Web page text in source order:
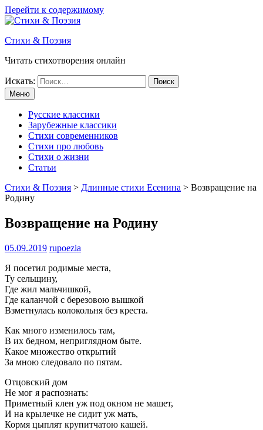
Перейти к содержимому
Стихи & Поэзия
Читать стихотворения онлайн
Искать:
Меню
Русские классики
Зарубежные классики
Стихи современников
Стихи про любовь
Стихи о жизни
Статьи
Стихи & Поэзия > Длинные стихи Есенина > Возвращение на
Родину
Возвращение на Родину
05.09.2019 rupoezia
Я посетил родимые места,
Ту сельщину,
Где жил мальчишкой,
Где каланчой с березовою вышкой
Взметнулась колокольня без креста.
Как много изменилось там,
В их бедном, неприглядном быте.
Какое множество открытий
За мною следовало по пятам.
Отцовский дом
Не мог я распознать:
Приметный клен уж под окном не машет,
И на крылечке не сидит уж мать,
Кормя цыплят крупитчатою кашей.